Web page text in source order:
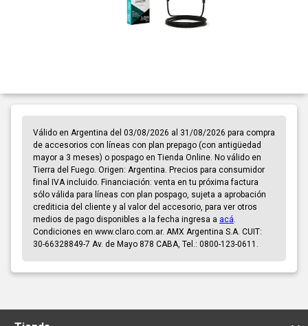
Válido en Argentina del 03/08/2026 al 31/08/2026 para compra
de accesorios con líneas con plan prepago (con antigüedad
mayor a 3 meses) o pospago en Tienda Online. No válido en
Tierra del Fuego. Origen: Argentina. Precios para consumidor
final IVA incluido. Financiación: venta en tu próxima factura
sólo válida para líneas con plan pospago, sujeta a aprobación
crediticia del cliente y al valor del accesorio, para ver otros
medios de pago disponibles a la fecha ingresa a acá
Condiciones en www.claro.com.ar. AMX Argentina S.A. CUIT:
30-66328849-7 Av. de Mayo 878 CABA, Tel.: 0800-123-0611.